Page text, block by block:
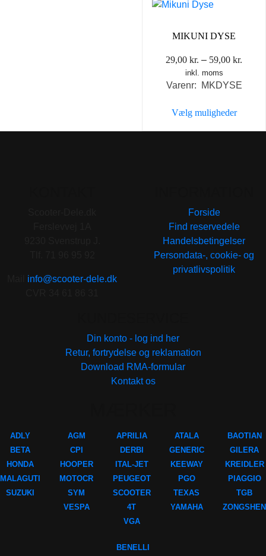
MIKUNI DYSE
29,00 kr. – 59,00 kr.
inkl. moms
Varenr: MKDYSE
Vælg muligheder
Dette
kan
vælges
på
varesiden
info@scooter-dele.dk
Forside
Find reservedele
Handelsbetingelser
Persondata-, cookie- og
privatlivspolitik
Din konto - log ind her
Retur, fortrydelse og reklamation
Download RMA-formular
Kontakt os
ADLY
BETA
HONDA
MALAGUTI
SUZUKI
AGM
CPI
HOOPER
MOTOCR
SYM
VESPA
APRILIA
DERBI
ITAL-JET
PEUGEOT
SCOOTER
4T
VGA
ATALA
GENERIC
KEEWAY
PGO
TEXAS
YAMAHA
BAOTIAN
GILERA
KREIDLER
PIAGGIO
TGB
ZONGSHEN
BENELLI